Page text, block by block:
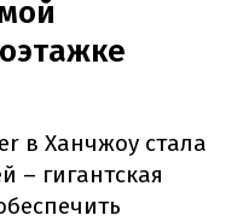
в Ханчжоу стала
– гигантская